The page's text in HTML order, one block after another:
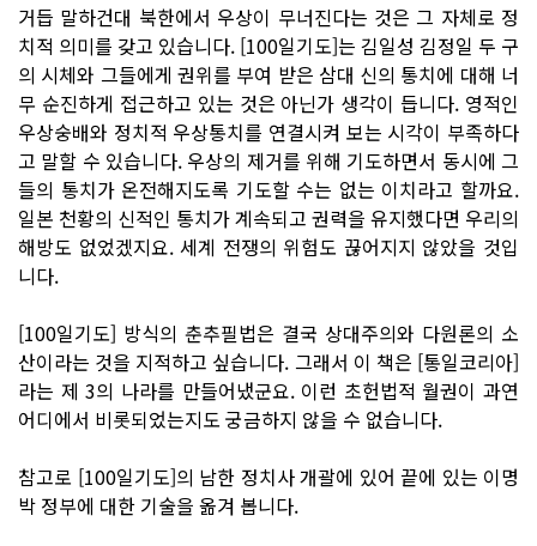
거듭 말하건대 북한에서 우상이 무너진다는 것은 그 자체로 정
치적 의미를 갖고 있습니다. [100일기도]는 김일성 김정일 두 구
의 시체와 그들에게 권위를 부여 받은 삼대 신의 통치에 대해 너
무 순진하게 접근하고 있는 것은 아닌가 생각이 듭니다. 영적인
우상숭배와 정치적 우상통치를 연결시켜 보는 시각이 부족하다
고 말할 수 있습니다. 우상의 제거를 위해 기도하면서 동시에 그
들의 통치가 온전해지도록 기도할 수는 없는 이치라고 할까요.
일본 천황의 신적인 통치가 계속되고 권력을 유지했다면 우리의
해방도 없었겠지요. 세계 전쟁의 위험도 끊어지지 않았을 것입
니다.
[100일기도] 방식의 춘추필법은 결국 상대주의와 다원론의 소
산이라는 것을 지적하고 싶습니다. 그래서 이 책은 [통일코리아]
라는 제 3의 나라를 만들어냈군요. 이런 초헌법적 월권이 과연
어디에서 비롯되었는지도 궁금하지 않을 수 없습니다.
참고로 [100일기도]의 남한 정치사 개괄에 있어 끝에 있는 이명
박 정부에 대한 기술을 옮겨 봅니다.